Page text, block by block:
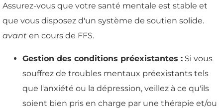
Assurez-vous que votre santé mentale est stable et
que vous disposez d'un système de soutien solide.
avant en cours de FFS.
Gestion des conditions préexistantes : Si vous
souffrez de troubles mentaux préexistants tels
que l'anxiété ou la dépression, veillez à ce qu'ils
soient bien pris en charge par une thérapie et/ou